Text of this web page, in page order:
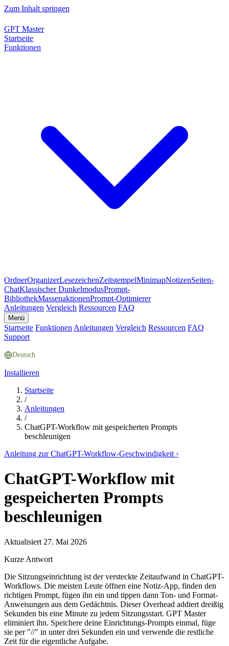
Zum Inhalt springen
GPT Master
Startseite
Funktionen
OrdnerOrganizerLesezeichenZeitstempelMinimapNotizenSeiten-
ChatKlassischer DunkelmodusPrompt-
BibliothekMassenaktionenPrompt-Optimierer
Anleitungen Vergleich Ressourcen FAQ
Menü
Startseite Funktionen Anleitungen Vergleich Ressourcen FAQ
Support
Deutsch
Installieren
Startseite
/
Anleitungen
/
ChatGPT-Workflow mit gespeicherten Prompts
beschleunigen
Anleitung zur ChatGPT-Workflow-Geschwindigkeit ›
ChatGPT-Workflow mit
gespeicherten Prompts
beschleunigen
Aktualisiert 27. Mai 2026
Kurze Antwort
Die Sitzungseinrichtung ist der versteckte Zeitaufwand in ChatGPT-
Workflows. Die meisten Leute öffnen eine Notiz-App, finden den
richtigen Prompt, fügen ihn ein und tippen dann Ton- und Format-
Anweisungen aus dem Gedächtnis. Dieser Overhead addiert dreißig
Sekunden bis eine Minute zu jedem Sitzungsstart. GPT Master
eliminiert ihn. Speichere deine Einrichtungs-Prompts einmal, füge
sie per "//" in unter drei Sekunden ein und verwende die restliche
Zeit für die eigentliche Aufgabe.